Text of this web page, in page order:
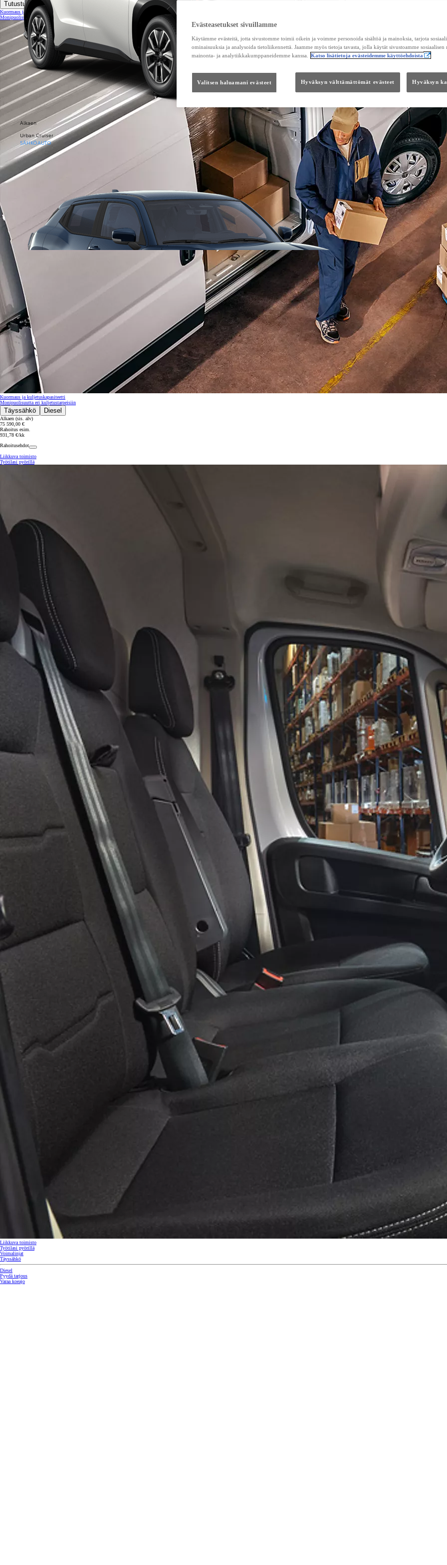
Alkaen
Urban Cruiser
SÄHKÖAUTO
Alkaen
tai kuukausierä
Corolla Touring Sports
HYBRIDI
Tutustu tarkemmin
Kuormaus ja kuljetuskapasiteetti
Monipuolisuutta eri kuljetustarpeisiin
Kuormaus ja kuljetuskapasiteetti
Monipuolisuutta eri kuljetustarpeisiin
Täyssähkö Diesel
Alkaen (sis. alv)
75 590,00 €
Rahoitus esim.
931,78 €/kk
Rahoitusehdot
Liikkuva toimisto
Työtilasi pyörillä
Liikkuva toimisto
Työtilasi pyörillä
Voimalinjat
Täyssähkö
Diesel
Pyydä tarjous
Varaa koeajo
Evästeasetukset sivuillamme
Käytämme evästeitä, jotta sivustomme toimii oikein ja voimme personoida sisältöä ja mainoksia, tarjota
ominaisuuksia ja analysoida tietoliikennettä. Jaamme myös tietoja tavasta, jolla käytät sivustoamme sosiaalisen
mainonta- ja analytiikkakumppaneidemme kanssa.
Katso lisätietoja evästeidemme käyttöehdoista
Valitsen haluamani evästeet Hyväksyn välttämättömät evästeet Hyväksyn